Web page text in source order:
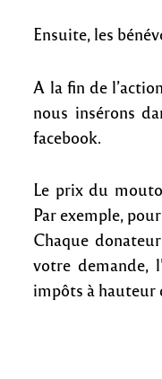
Ensuite, les
A la fin de
nous insérons
facebook.
Le prix du
Par exemple,
Chaque
votre demande,
impôts à hauteur